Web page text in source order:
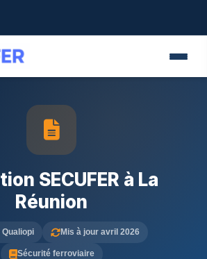
SECUFER à La
Réunion
Mis à jour avril 2026
Sécurité ferroviaire